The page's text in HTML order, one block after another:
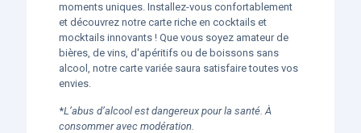
moments uniques. Installez-vous confortablement
et découvrez notre carte riche en cocktails et
mocktails innovants ! Que vous soyez amateur de
bières, de vins, d'apéritifs ou de boissons sans
alcool, notre carte variée saura satisfaire toutes vos
envies.
*L’abus d’alcool est dangereux pour la santé. À
consommer avec modération.